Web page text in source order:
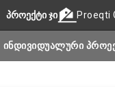
ᲞᲠᲝᲔᲥᲢᲘ ᲯᲘ Proeqti
ᲘᲜᲓᲘᲕᲘᲓᲣᲐᲚᲣᲠᲘ